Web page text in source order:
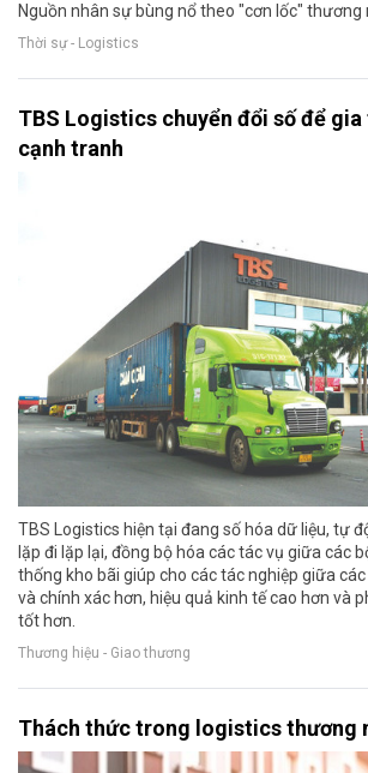
Nguồn nhân sự bùng nổ theo "cơn lốc" thương
Thời sự - Logistics
TBS Logistics chuyển đổi số để
cạnh tranh
TBS Logistics hiện tại đang số hóa dữ liệu, tự
lặp đi lặp lại, đồng bộ hóa các tác vụ giữa các
thống kho bãi giúp cho các tác nghiệp giữa
và chính xác hơn, hiệu quả kinh tế cao hơn và
tốt hơn.
Thương hiệu - Giao thương
Thách thức trong logistics thương